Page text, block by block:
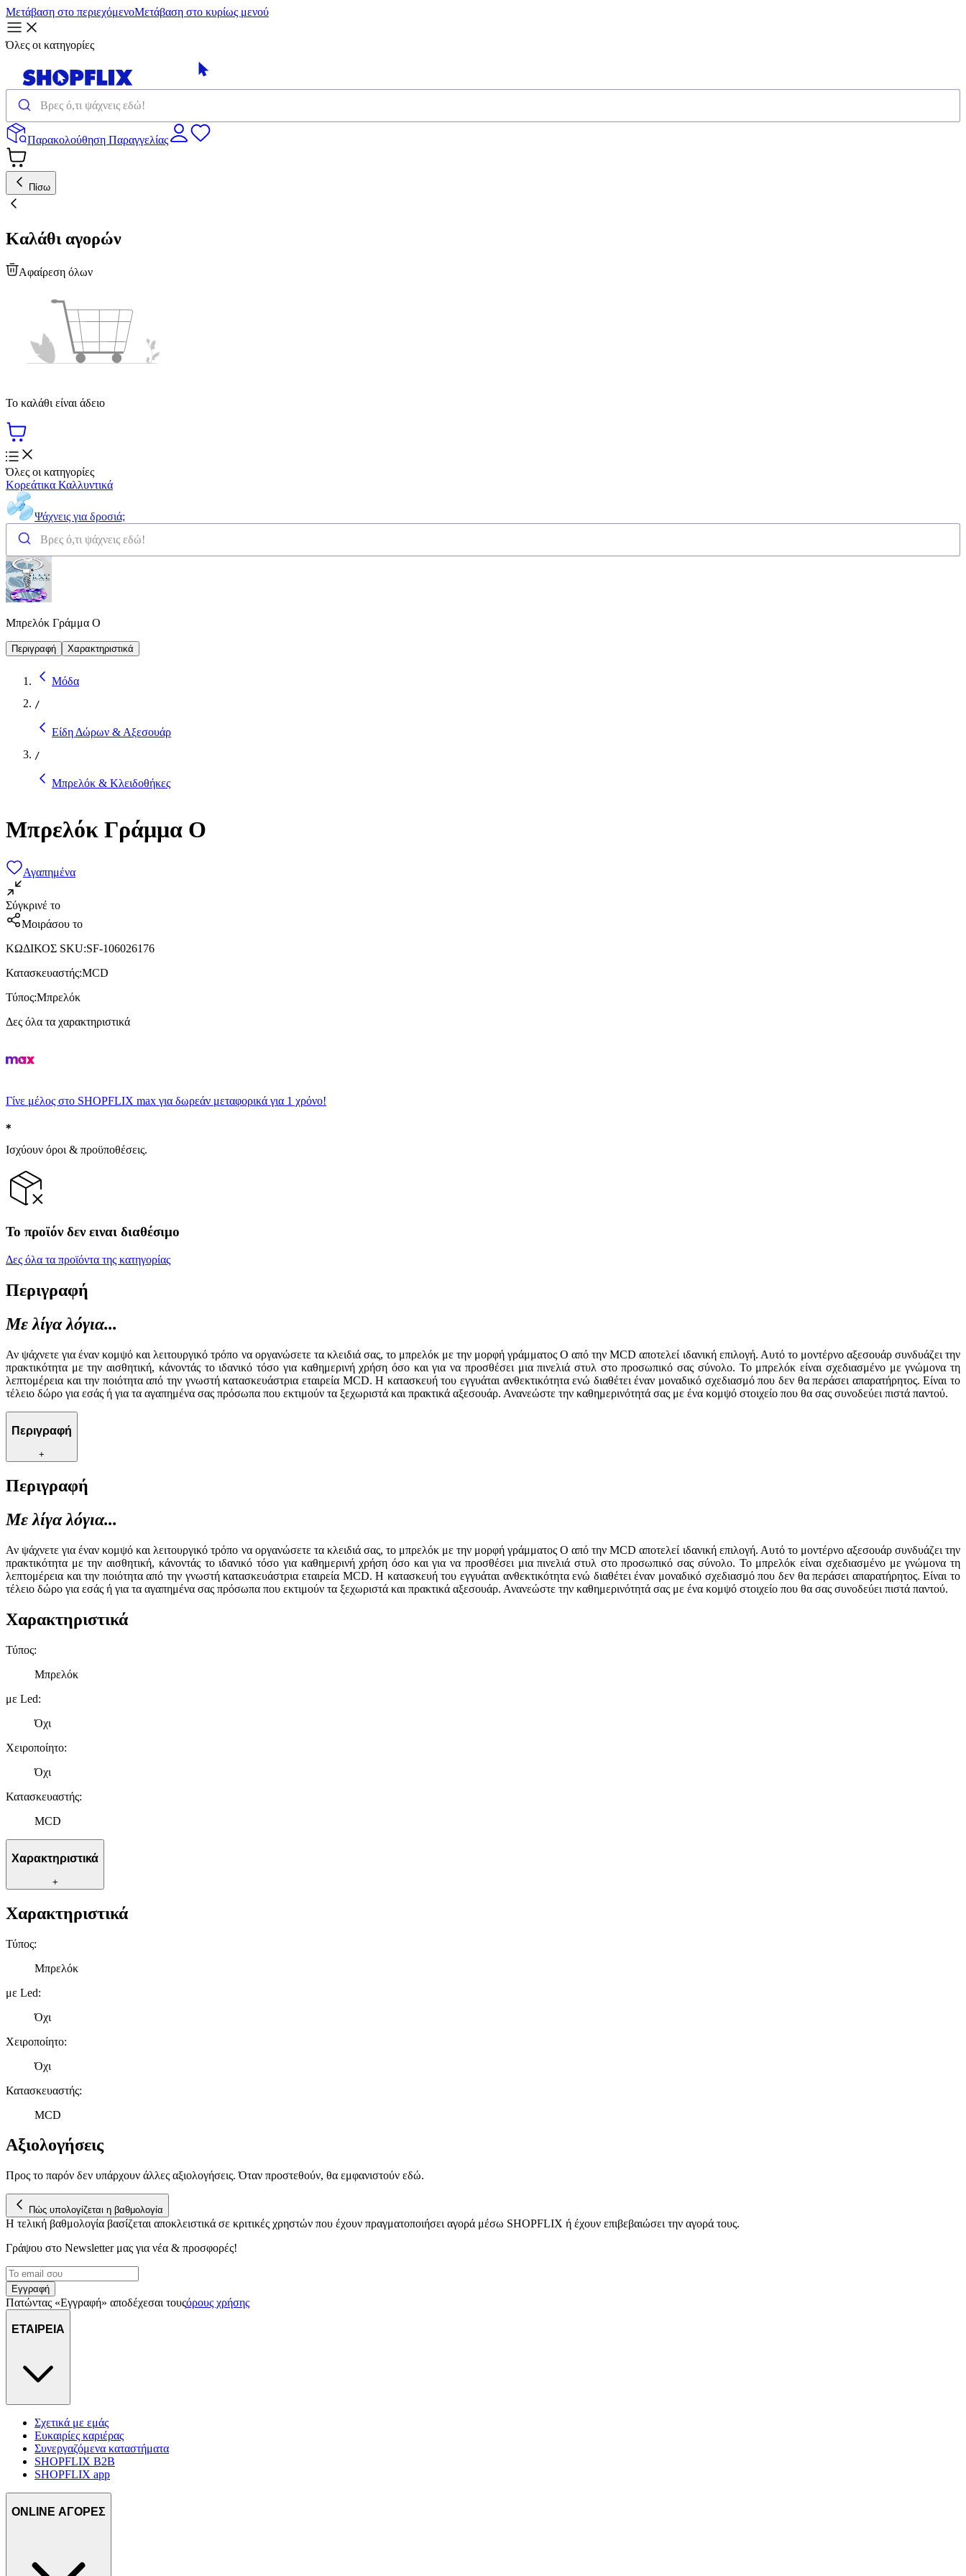
Μετάβαση στο περιεχόμενοΜετάβαση στο κυρίως μενού
Όλες οι κατηγορίες
Παρακολούθηση Παραγγελίας
Πίσω
Καλάθι αγορών
Αφαίρεση όλων
Το καλάθι είναι άδειο
Όλες οι κατηγορίες
Κορεάτικα Καλλυντικά
Ψάχνεις για δροσιά;
Μπρελόκ Γράμμα O
Περιγραφή Χαρακτηριστικά
Μόδα
/
Είδη Δώρων & Αξεσουάρ
/
Μπρελόκ & Κλειδοθήκες
Μπρελόκ Γράμμα O
Αγαπημένα
Σύγκρινέ το
Μοιράσου το
ΚΩΔΙΚΟΣ SKU:SF-106026176
Κατασκευαστής:MCD
Τύπος:Μπρελόκ
Δες όλα τα χαρακτηριστικά
Γίνε μέλος στο SHOPFLIX max για δωρεάν μεταφορικά για 1 χρόνο!
Ισχύουν όροι & προϋποθέσεις.
Το προϊόν δεν ειναι διαθέσιμο
Δες όλα τα προϊόντα της κατηγορίας
Περιγραφή
Με λίγα λόγια...
Αν ψάχνετε για έναν κομψό και λειτουργικό τρόπο να οργανώσετε τα κλειδιά σας, το μπρελόκ με την μορφή γράμματος O από την MCD αποτελεί ιδανική επιλογή. Αυτό το μοντέρνο αξεσουάρ συνδυάζει την
πρακτικότητα με την αισθητική, κάνοντάς το ιδανικό τόσο για καθημερινή χρήση όσο και για να προσθέσει μια πινελιά στυλ στο προσωπικό σας σύνολο. Το μπρελόκ είναι σχεδιασμένο με γνώμονα τη
λεπτομέρεια και την ποιότητα από την γνωστή κατασκευάστρια εταιρεία MCD. Η κατασκευή του εγγυάται ανθεκτικότητα ενώ διαθέτει έναν μοναδικό σχεδιασμό που δεν θα περάσει απαρατήρητος. Είναι το
τέλειο δώρο για εσάς ή για τα αγαπημένα σας πρόσωπα που εκτιμούν τα ξεχωριστά και πρακτικά αξεσουάρ. Ανανεώστε την καθημερινότητά σας με ένα κομψό στοιχείο που θα σας συνοδεύει πιστά παντού.
Περιγραφή
+
Περιγραφή
Με λίγα λόγια...
Αν ψάχνετε για έναν κομψό και λειτουργικό τρόπο να οργανώσετε τα κλειδιά σας, το μπρελόκ με την μορφή γράμματος O από την MCD αποτελεί ιδανική επιλογή. Αυτό το μοντέρνο αξεσουάρ συνδυάζει την
πρακτικότητα με την αισθητική, κάνοντάς το ιδανικό τόσο για καθημερινή χρήση όσο και για να προσθέσει μια πινελιά στυλ στο προσωπικό σας σύνολο. Το μπρελόκ είναι σχεδιασμένο με γνώμονα τη
λεπτομέρεια και την ποιότητα από την γνωστή κατασκευάστρια εταιρεία MCD. Η κατασκευή του εγγυάται ανθεκτικότητα ενώ διαθέτει έναν μοναδικό σχεδιασμό που δεν θα περάσει απαρατήρητος. Είναι το
τέλειο δώρο για εσάς ή για τα αγαπημένα σας πρόσωπα που εκτιμούν τα ξεχωριστά και πρακτικά αξεσουάρ. Ανανεώστε την καθημερινότητά σας με ένα κομψό στοιχείο που θα σας συνοδεύει πιστά παντού.
Χαρακτηριστικά
Τύπος:
Μπρελόκ
με Led:
Όχι
Χειροποίητο:
Όχι
Κατασκευαστής:
MCD
Χαρακτηριστικά
+
Χαρακτηριστικά
Τύπος:
Μπρελόκ
με Led:
Όχι
Χειροποίητο:
Όχι
Κατασκευαστής:
MCD
Αξιολογήσεις
Προς το παρόν δεν υπάρχουν άλλες αξιολογήσεις. Όταν προστεθούν, θα εμφανιστούν εδώ.
Πώς υπολογίζεται η βαθμολογία
Η τελική βαθμολογία βασίζεται αποκλειστικά σε κριτικές χρηστών που έχουν πραγματοποιήσει αγορά μέσω SHOPFLIX ή έχουν επιβεβαιώσει την αγορά τους.
Γράψου στο Νewsletter μας για νέα & προσφορές!
Εγγραφή
Πατώντας «Εγγραφή» αποδέχεσαι τουςόρους χρήσης
ΕΤΑΙΡΕΙΑ
Σχετικά με εμάς
Ευκαιρίες καριέρας
Συνεργαζόμενα καταστήματα
SHOPFLIX B2B
SHOPFLIX app
ONLINE ΑΓΟΡΕΣ